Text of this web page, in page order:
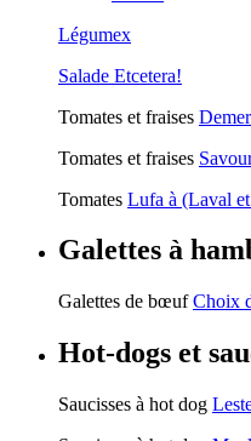
Légumex
Salade Etcetera!
Tomates et fraises
Tomates et fraises
Tomates Lufa à (Laval
Galettes à
Galettes de bœufChoix
Hot-dogs et
Saucisses à hot dog